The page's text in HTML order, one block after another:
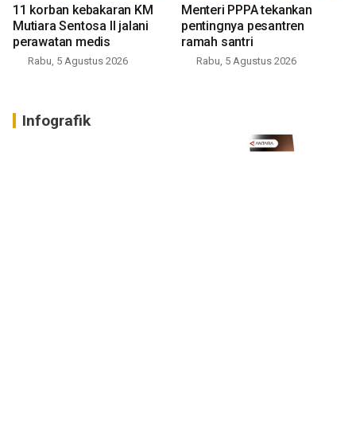
11 korban kebakaran KM
Mutiara Sentosa II jalani
perawatan medis
Rabu, 5 Agustus 2026
Menteri PPPA tekankan
pentingnya pesantren
ramah santri
Rabu, 5 Agustus 2026
Infografik